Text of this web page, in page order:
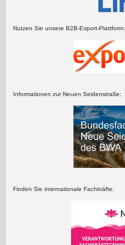
Nutzen Sie unsere B2B-Export-Plattform:
Informationen zur Neuen Seidenstraße:
Finden Sie internationale Fachkräfte: